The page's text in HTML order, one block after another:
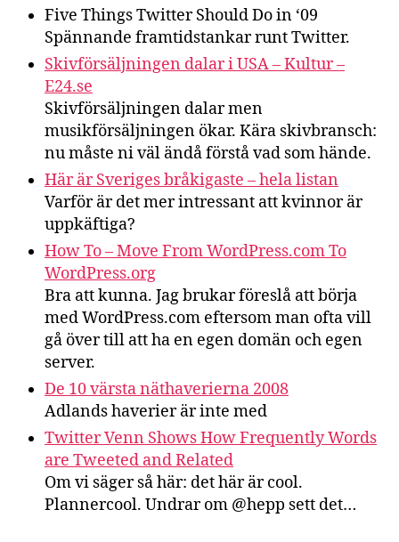
Five Things Twitter Should Do in ‘09
Spännande framtidstankar runt Twitter.
Skivförsäljningen dalar i USA – Kultur –
E24.se
Skivförsäljningen dalar men
musikförsäljningen ökar. Kära skivbransch:
nu måste ni väl ändå förstå vad som hände.
Här är Sveriges bråkigaste – hela listan
Varför är det mer intressant att kvinnor är
uppkäftiga?
How To – Move From WordPress.com To
WordPress.org
Bra att kunna. Jag brukar föreslå att börja
med WordPress.com eftersom man ofta vill
gå över till att ha en egen domän och egen
server.
De 10 värsta näthaverierna 2008
Adlands haverier är inte med
Twitter Venn Shows How Frequently Words
are Tweeted and Related
Om vi säger så här: det här är cool.
Plannercool. Undrar om @hepp sett det…